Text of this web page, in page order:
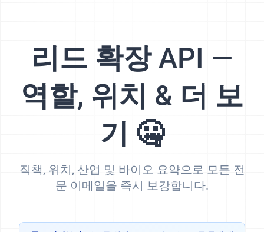
리드 확장 API —
역할, 위치 & 더 보
기 🤐
직책, 위치, 산업 및 바이오 요약으로 모든 전
문 이메일을 즉시 보강합니다.